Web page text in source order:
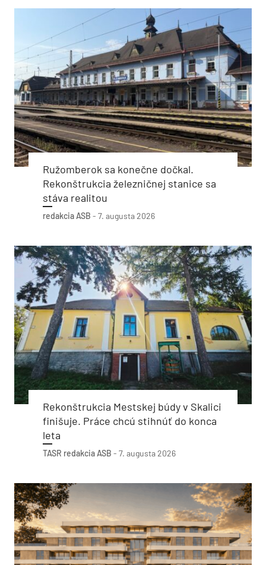
Ružomberok sa konečne dočkal.
Rekonštrukcia železničnej stanice sa
stáva realitou
redakcia ASB - 7. augusta 2026
Rekonštrukcia Mestskej búdy v Skalici
finišuje. Práce chcú stihnúť do konca
leta
TASR redakcia ASB - 7. augusta 2026